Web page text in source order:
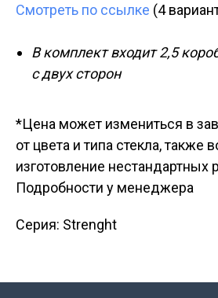
Смотреть по ссылке (4
В комплект входит 2,5
с двух сторон
*Цена может измениться в
от цвета и типа стекла, также
изготовление нестандартных
Подробности у менеджера
Серия: Strenght